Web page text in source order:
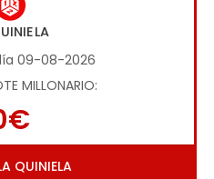
09-08-2026
MILLONARIO:
QUINIELA